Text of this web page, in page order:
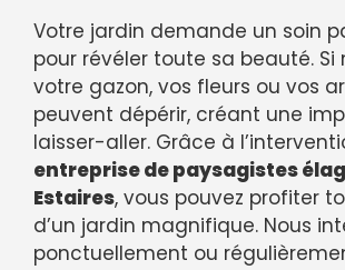
Votre jardin demande un soin
pour révéler toute sa beauté. Si
votre gazon, vos fleurs ou vos
peuvent dépérir, créant une
laisser-aller. Grâce à
entreprise de paysagistes
Estaires, vous pouvez profiter
d’un jardin magnifique. Nous
ponctuellement ou